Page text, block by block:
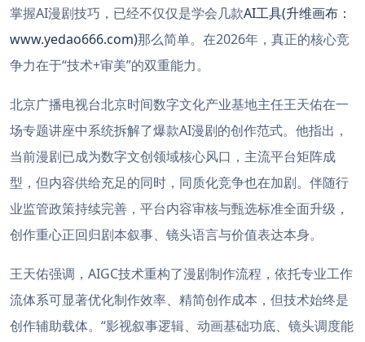
掌握AI漫剧技巧，已经不仅仅是学会几款AI工具(升维画布：
www.yedao666.com)那么简单。在2026年，真正的核心竞
争力在于“技术+审美”的双重能力。
北京广播电视台北京时间数字文化产业基地主任王天佑在一
场专题讲座中系统拆解了爆款AI漫剧的创作范式。他指出，
当前漫剧已成为数字文创领域核心风口，主流平台矩阵成
型，但内容供给充足的同时，同质化竞争也在加剧。伴随行
业监管政策持续完善，平台内容审核与甄选标准全面升级，
创作重心正回归剧本叙事、镜头语言与价值表达本身。
王天佑强调，AIGC技术重构了漫剧制作流程，依托专业工作
流体系可显著优化制作效率、精简创作成本，但技术始终是
创作辅助载体。“影视叙事逻辑、动画基础功底、镜头调度能